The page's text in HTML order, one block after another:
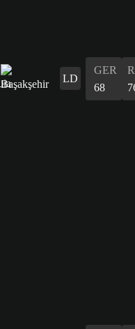
LD
GER
68